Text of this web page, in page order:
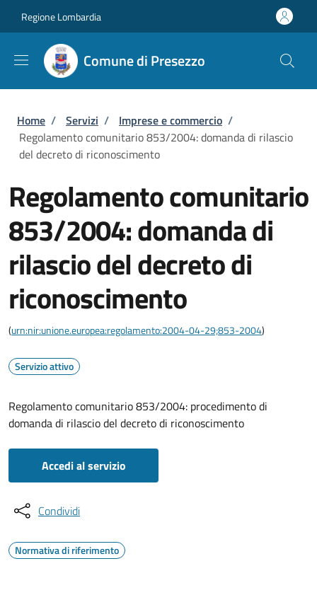
Regione Lombardia
Comune di Presezzo
Briciole di pane
Home / Servizi / Imprese e commercio /
Regolamento comunitario 853/2004: domanda di rilascio
del decreto di riconoscimento
Regolamento comunitario
853/2004: domanda di
rilascio del decreto di
riconoscimento
(urn:nir:unione.europea:regolamento:2004-04-29;853-2004)
Servizio attivo
Regolamento comunitario 853/2004: procedimento di
domanda di rilascio del decreto di riconoscimento
Accedi al servizio
Condividi
Normativa di riferimento